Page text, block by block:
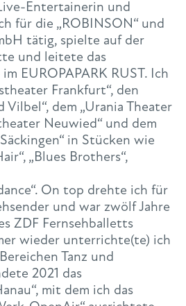
Entertainerin und
für die „ROBINSON“ und
tätig, spielte auf der
und leitete das
EUROPAPARK RUST. Ich
Frankfurt“, den
Vilbel“, dem „Urania Theater
Neuwied“ und dem
in Stücken wie
„Blues Brothers“,
On top drehte ich für
und war zwölf Jahre
ZDF Fernsehballetts
wieder unterrichte(te) ich
Tanz und
2021 das
mit dem ich das